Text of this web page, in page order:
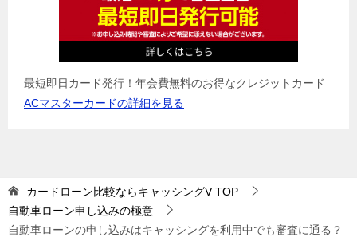
最短即日カード発行！年会費無料のお得なクレジットカード
ACマスターカードの詳細を見る
カードローン比較ならキャッシングVTOP
自動車ローン申し込みの極意
自動車ローンの申し込みはキャッシングを利用中でも審査に通る？